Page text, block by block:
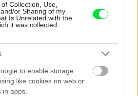
Collection, Use,
or Sharing of my
Is Unrelated with the
it was collected.
to enable storage
like cookies on web or
apps.